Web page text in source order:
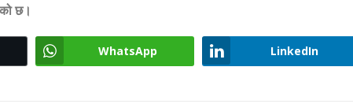
छ।
WhatsApp LinkedIn